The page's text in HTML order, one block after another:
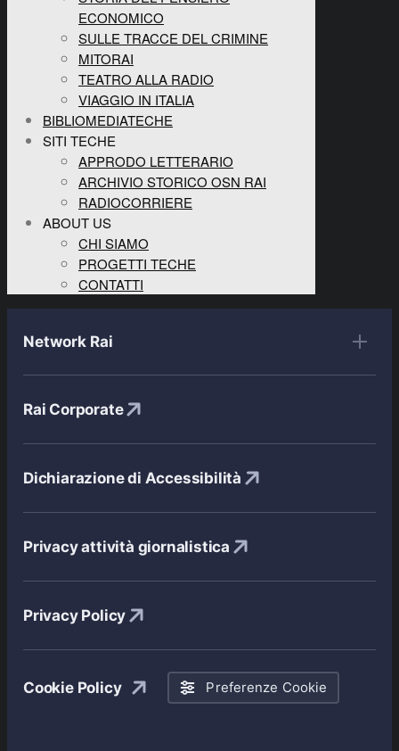
ECONOMICO
SULLE TRACCE DEL CRIMINE
MITORAI
TEATRO ALLA RADIO
VIAGGIO IN ITALIA
BIBLIOMEDIATECHE
SITI TECHE
APPRODO LETTERARIO
ARCHIVIO STORICO OSN RAI
RADIOCORRIERE
ABOUT US
CHI SIAMO
PROGETTI TECHE
CONTATTI